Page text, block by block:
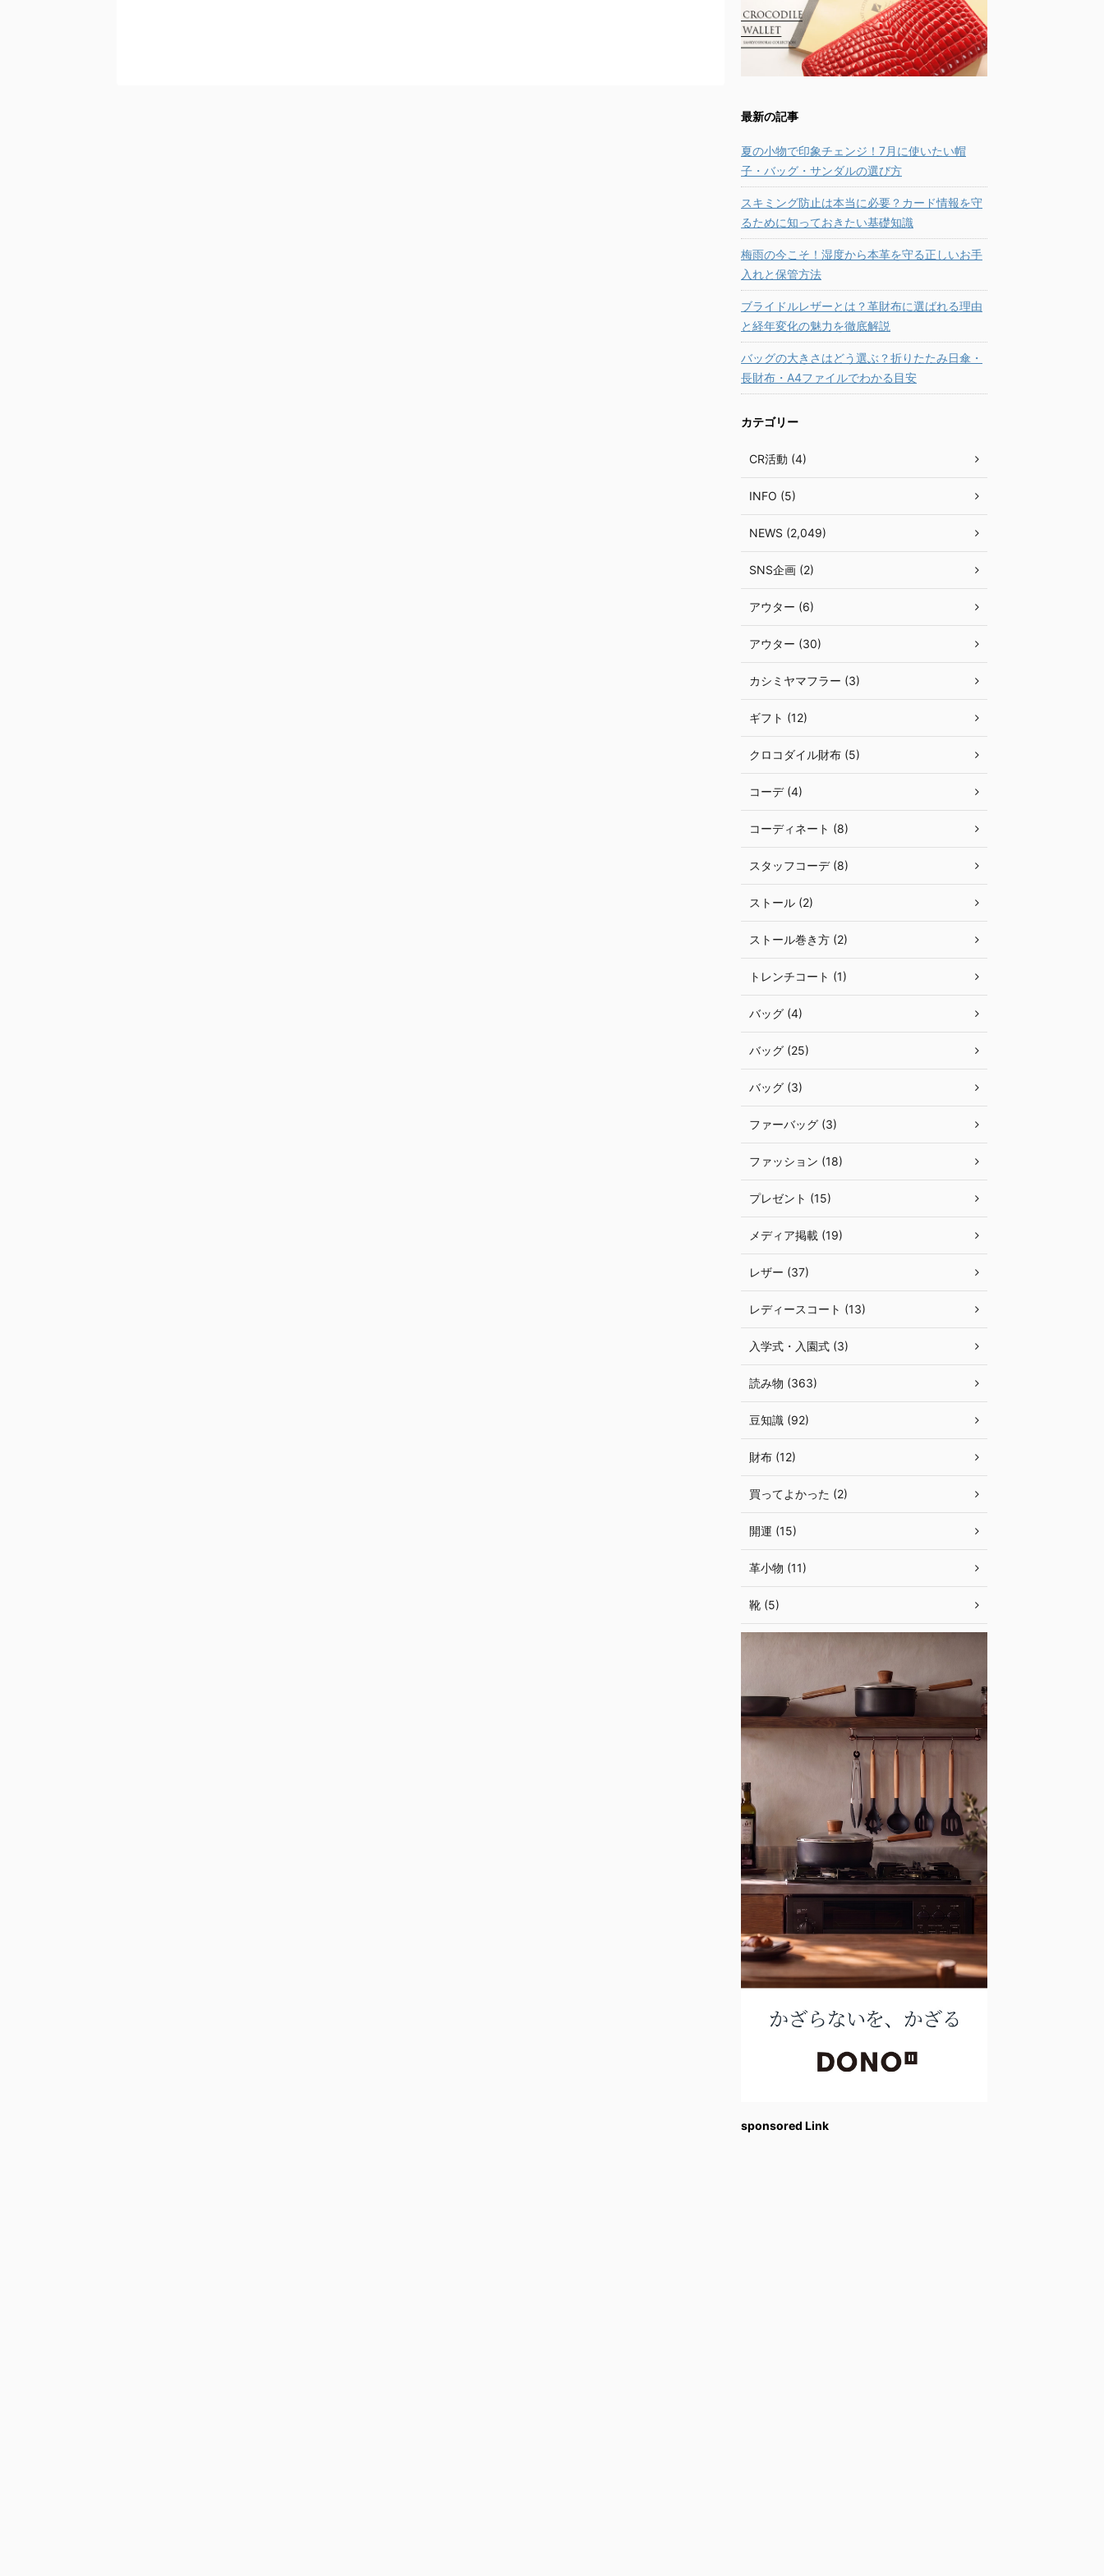
最新の記事
夏の小物で印象チェンジ！7月に使いたい帽
子・バッグ・サンダルの選び方
スキミング防止は本当に必要？カード情報を守
るために知っておきたい基礎知識
梅雨の今こそ！湿度から本革を守る正しいお手
入れと保管方法
ブライドルレザーとは？革財布に選ばれる理由
と経年変化の魅力を徹底解説
バッグの大きさはどう選ぶ？折りたたみ日傘・
長財布・A4ファイルでわかる目安
カテゴリー
CR活動 (4)
INFO (5)
NEWS (2,049)
SNS企画 (2)
アウター (6)
アウター (30)
カシミヤマフラー (3)
ギフト (12)
クロコダイル財布 (5)
コーデ (4)
コーディネート (8)
スタッフコーデ (8)
ストール (2)
ストール巻き方 (2)
トレンチコート (1)
バッグ (4)
バッグ (25)
バッグ (3)
ファーバッグ (3)
ファッション (18)
プレゼント (15)
メディア掲載 (19)
レザー (37)
レディースコート (13)
入学式・入園式 (3)
読み物 (363)
豆知識 (92)
財布 (12)
買ってよかった (2)
開運 (15)
革小物 (11)
靴 (5)
sponsored Link